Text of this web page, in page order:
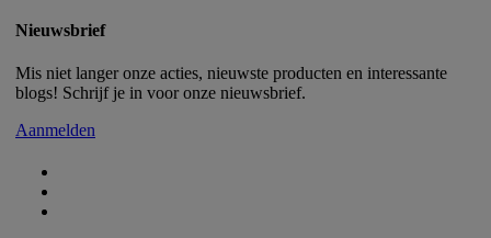
Nieuwsbrief
Mis niet langer onze acties, nieuwste producten en interessante
blogs! Schrijf je in voor onze nieuwsbrief.
Aanmelden